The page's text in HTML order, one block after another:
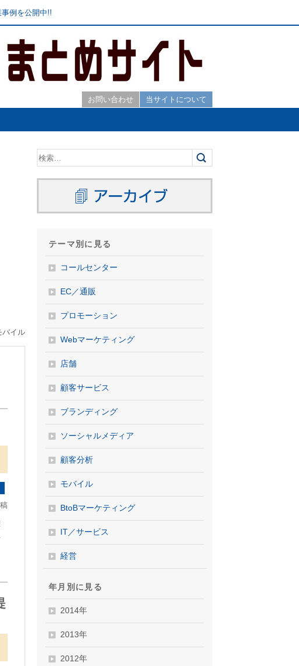
例を公開中!!
お問い合わせ 当サイトについて
バイル
テーマ別に見る
コールセンター
EC／通販
プロモーション
Webマーケティング
店舗
顧客サービス
ブランディング
ソーシャルメディア
顧客分析
モバイル
BtoBマーケティング
IT／サービス
経営
年月別に見る
2014年
2013年
2012年